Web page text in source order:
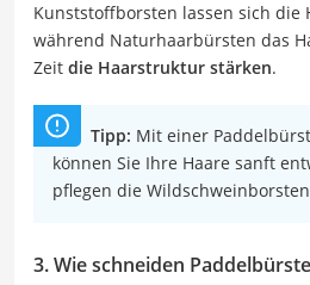
Kunststoffborsten lassen sich die
während Naturhaarbürsten das
Zeit die Haarstruktur stärken.
Tipp: Mit einer
können Sie Ihre Haare sanft
pflegen die
3. Wie schneiden